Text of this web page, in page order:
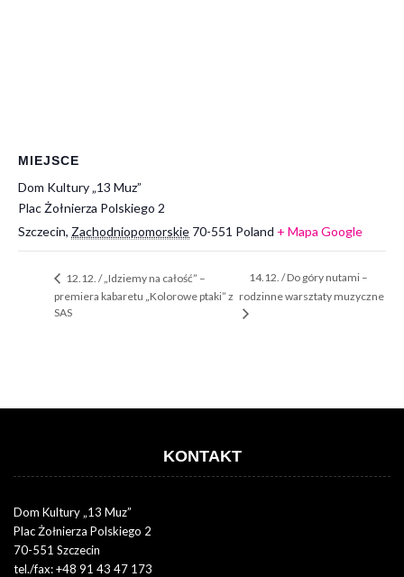
MIEJSCE
Dom Kultury „13 Muz”
Plac Żołnierza Polskiego 2
Szczecin, Zachodniopomorskie 70-551 Poland + Mapa Google
12.12. / „Idziemy na całość” –
premiera kabaretu „Kolorowe ptaki” z
SAS
14.12. / Do góry nutami –
rodzinne warsztaty muzyczne
KONTAKT
Dom Kultury „13 Muz”
Plac Żołnierza Polskiego 2
70-551 Szczecin
tel./fax: +48 91 43 47 173